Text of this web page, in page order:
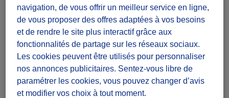
Collecte de cartouches
d’imprimantes jet d'encre
vides
Diffuzeurs 15 souhaités
Dans toute la France
navigation, de vous offrir un meilleur service en ligne,
de vous proposer des offres adaptées à vos besoins
et de rendre le site plus interactif grâce aux
fonctionnalités de partage sur les réseaux sociaux.
Les cookies peuvent être utilisés pour personnaliser
nos annonces publicitaires. Sentez-vous libre de
paramétrer les cookies, vous pouvez changer d’avis
et modifier vos choix à tout moment.